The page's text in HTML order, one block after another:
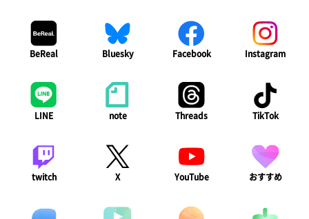
BeReal Bluesky Facebook Instagram
LINE note Threads TikTok
twitch X YouTube おすすめ